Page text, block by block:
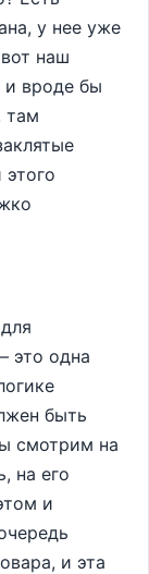
у нее уже
наш
вроде бы
там
это одна
быть
смотрим на
на его
и
и эта